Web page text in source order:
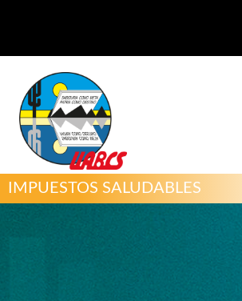
IMPUESTOS SALUDABLES